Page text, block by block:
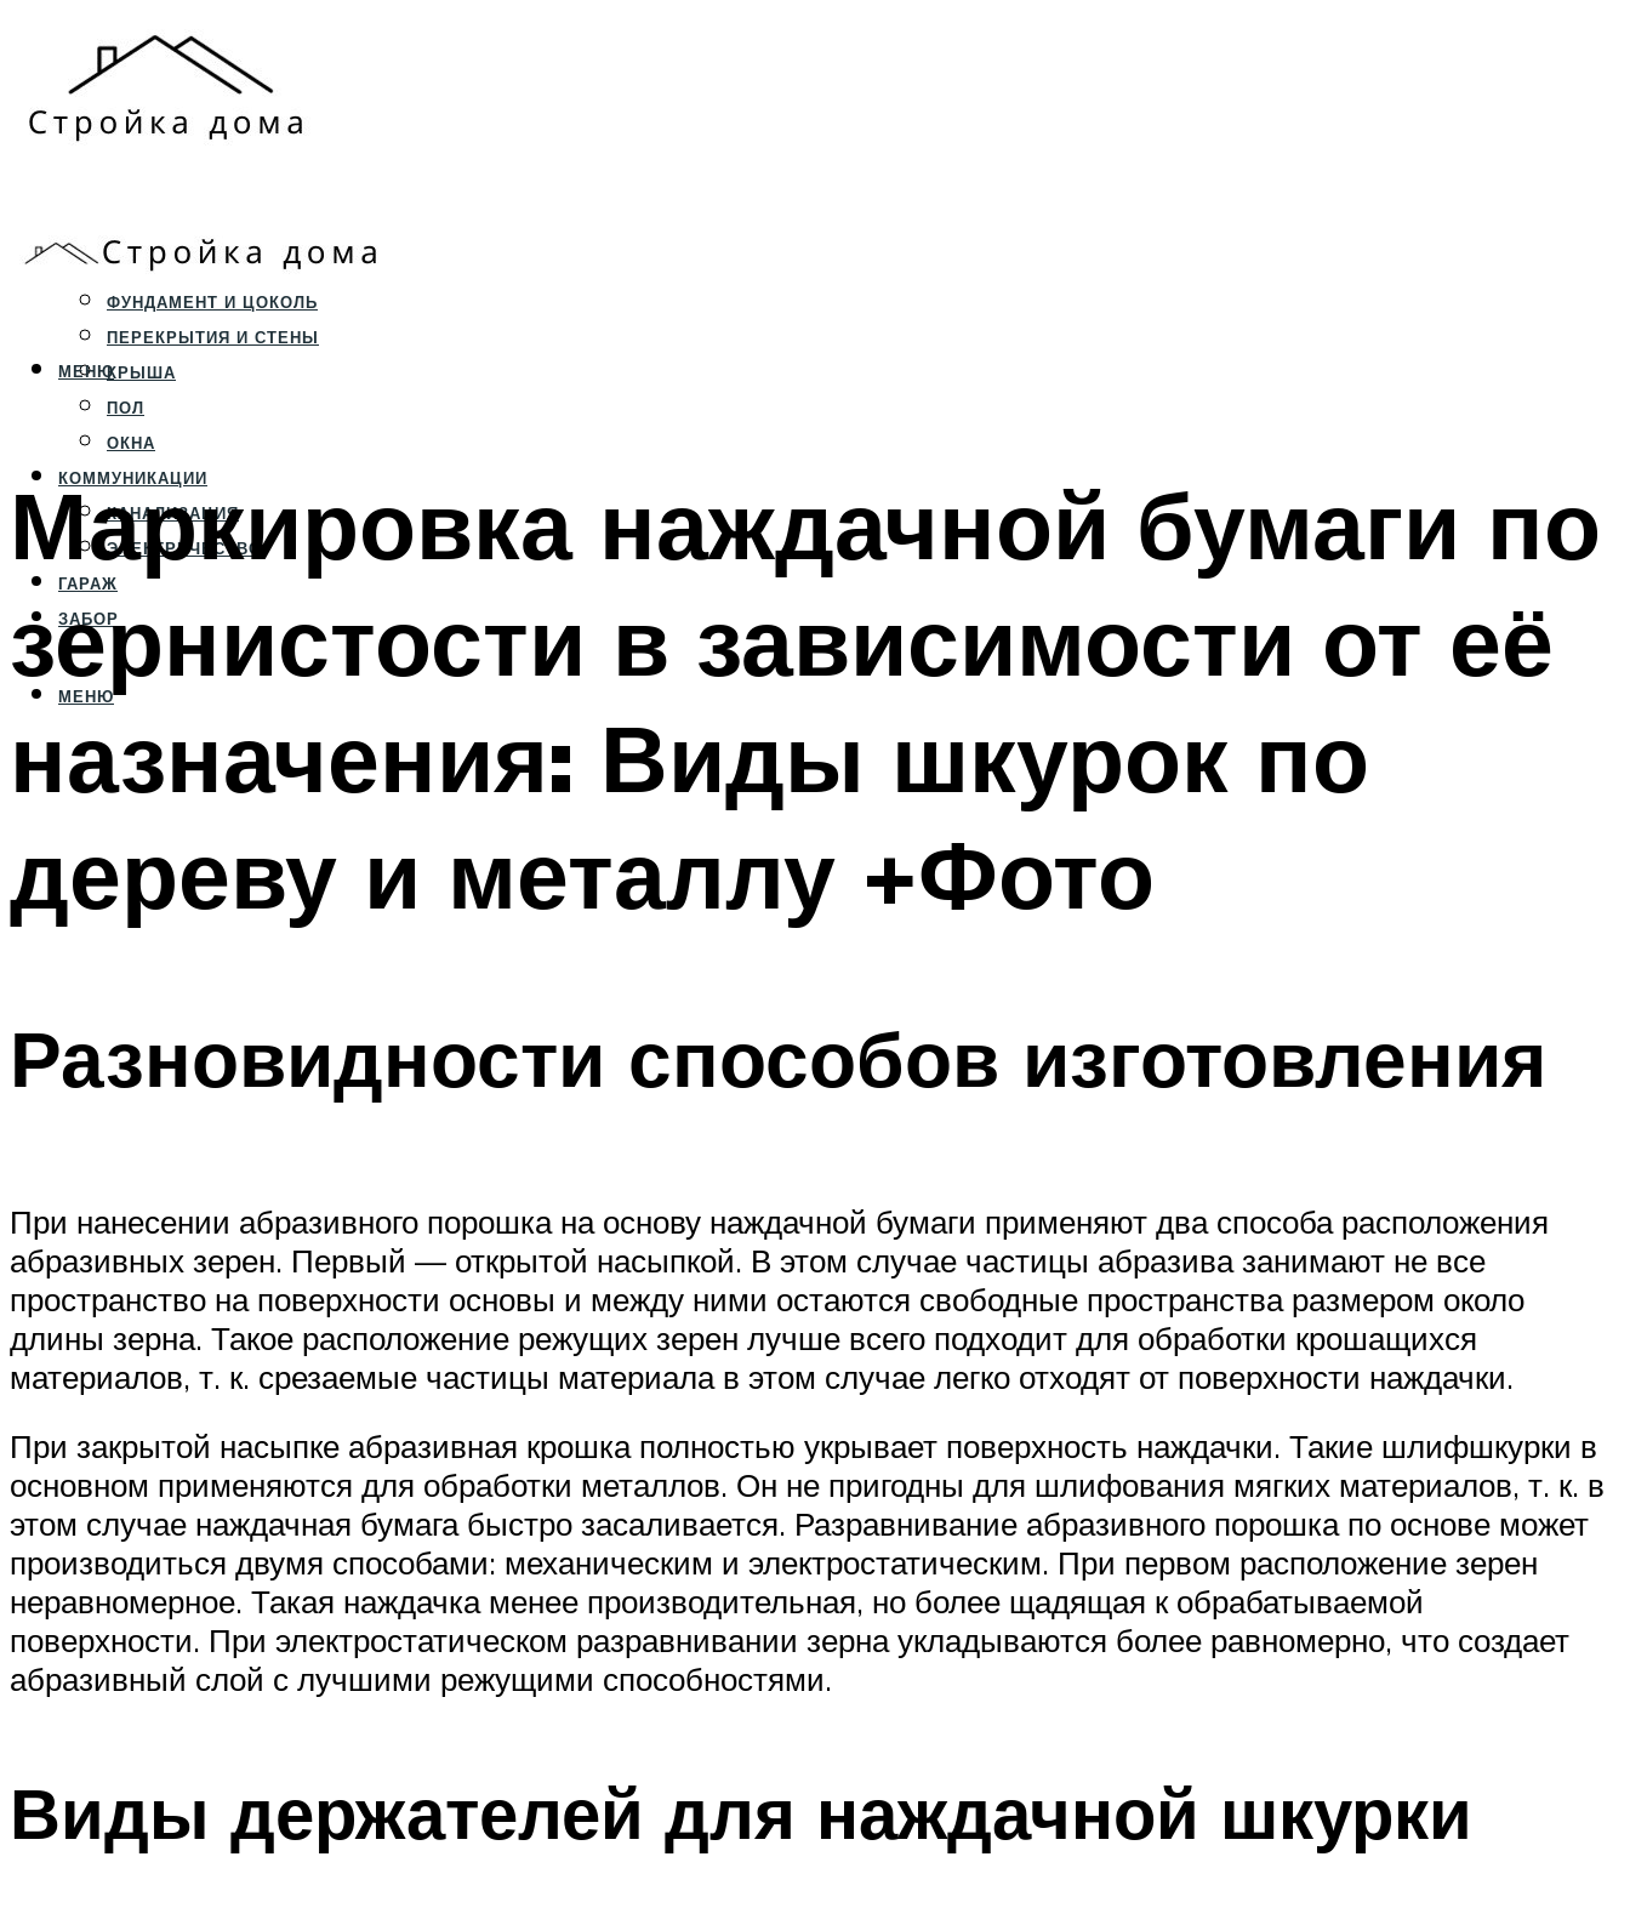
СТРОИТЕЛЬСТВО
ФУНДАМЕНТ И ЦОКОЛЬ
ПЕРЕКРЫТИЯ И СТЕНЫ
КРЫША
ПОЛ
ОКНА
КОММУНИКАЦИИ
КАНАЛИЗАЦИЯ
ЭЛЕКТРИЧЕСТВО
ГАРАЖ
ЗАБОР
МЕНЮ
МЕНЮ
Маркировка наждачной бумаги по
зернистости в зависимости от её
назначения: Виды шкурок по
дереву и металлу +Фото
Разновидности способов изготовления
При нанесении абразивного порошка на основу наждачной бумаги применяют два способа расположения
абразивных зерен. Первый — открытой насыпкой. В этом случае частицы абразива занимают не все
пространство на поверхности основы и между ними остаются свободные пространства размером около
длины зерна. Такое расположение режущих зерен лучше всего подходит для обработки крошащихся
материалов, т. к. срезаемые частицы материала в этом случае легко отходят от поверхности наждачки.
При закрытой насыпке абразивная крошка полностью укрывает поверхность наждачки. Такие шлифшкурки в
основном применяются для обработки металлов. Он не пригодны для шлифования мягких материалов, т. к. в
этом случае наждачная бумага быстро засаливается. Разравнивание абразивного порошка по основе может
производиться двумя способами: механическим и электростатическим. При первом расположение зерен
неравномерное. Такая наждачка менее производительная, но более щадящая к обрабатываемой
поверхности. При электростатическом разравнивании зерна укладываются более равномерно, что создает
абразивный слой с лучшими режущими способностями.
Виды держателей для наждачной шкурки